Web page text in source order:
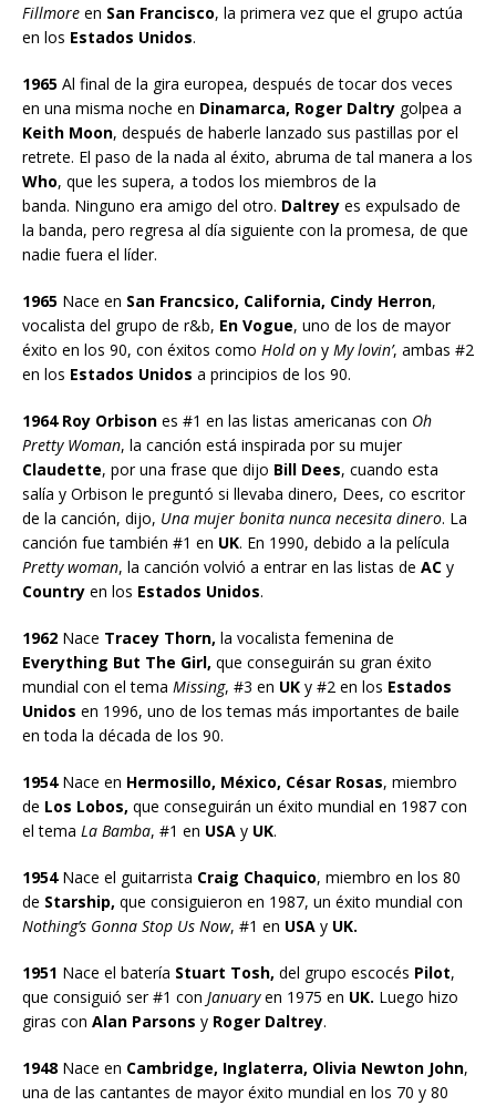
Fillmore en San Francisco, la primera vez que el grupo actúa
en los Estados Unidos.
1965 Al final de la gira europea, después de tocar dos veces
en una misma noche en Dinamarca, Roger Daltry golpea a
Keith Moon, después de haberle lanzado sus pastillas por el
retrete. El paso de la nada al éxito, abruma de tal manera a los
Who, que les supera, a todos los miembros de la
banda. Ninguno era amigo del otro. Daltrey es expulsado de
la banda, pero regresa al día siguiente con la promesa, de que
nadie fuera el líder.
1965 Nace en San Francsico, California, Cindy Herron,
vocalista del grupo de r&b, En Vogue, uno de los de mayor
éxito en los 90, con éxitos como Hold on y My lovin’, ambas #2
en los Estados Unidos a principios de los 90.
1964 Roy Orbison es #1 en las listas americanas con Oh
Pretty Woman, la canción está inspirada por su mujer
Claudette, por una frase que dijo Bill Dees, cuando esta
salía y Orbison le preguntó si llevaba dinero, Dees, co escritor
de la canción, dijo, Una mujer bonita nunca necesita dinero. La
canción fue también #1 en UK. En 1990, debido a la película
Pretty woman, la canción volvió a entrar en las listas de AC y
Country en los Estados Unidos.
1962 Nace Tracey Thorn, la vocalista femenina de
Everything But The Girl, que conseguirán su gran éxito
mundial con el tema Missing, #3 en UK y #2 en los Estados
Unidos en 1996, uno de los temas más importantes de baile
en toda la década de los 90.
1954Nace en Hermosillo, México, César Rosas, miembro
de Los Lobos, que conseguirán un éxito mundial en 1987 con
el tema La Bamba, #1 en USA y UK.
1954Nace el guitarrista Craig Chaquico, miembro en los 80
de Starship, que consiguieron en 1987, un éxito mundial con
Nothing’s Gonna Stop Us Now, #1 en USA y UK.
1951 Nace el batería Stuart Tosh, del grupo escocés Pilot,
que consiguió ser #1 con Januaryen 1975 en UK. Luego hizo
giras con Alan Parsons y Roger Daltrey.
1948 Nace en Cambridge, Inglaterra, Olivia Newton John,
una de las cantantes de mayor éxito mundial en los 70 y 80